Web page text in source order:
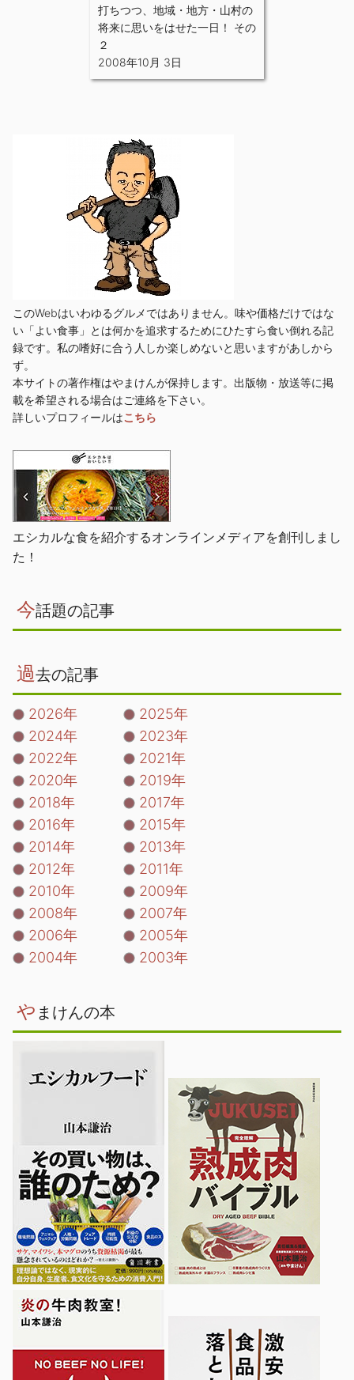
打ちつつ、地域・地方・山村の
将来に思いをはせた一日！ その
２
2008年10月 3日
このWebはいわゆるグルメではありません。味や価格だけではな
い「よい食事」とは何かを追求するためにひたすら食い倒れる記
録です。私の嗜好に合う人しか楽しめないと思いますがあしから
ず。
本サイトの著作権はやまけんが保持します。出版物・放送等に掲
載を希望される場合はご連絡を下さい。
詳しいプロフィールはこちら
エシカルな食を紹介するオンラインメディアを創刊しまし
た！
今話題の記事
過去の記事
2026年
2025年
2024年
2023年
2022年
2021年
2020年
2019年
2018年
2017年
2016年
2015年
2014年
2013年
2012年
2011年
2010年
2009年
2008年
2007年
2006年
2005年
2004年
2003年
や まけんの本